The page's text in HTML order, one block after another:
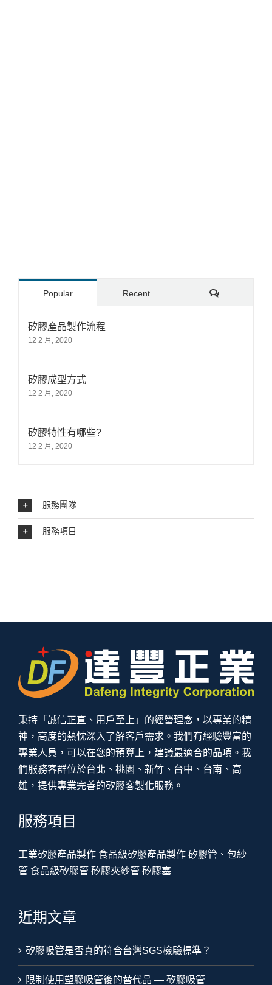
Popular Recent Comments
矽膠產品製作流程
12 2 月, 2020
矽膠成型方式
12 2 月, 2020
矽膠特性有哪些?
12 2 月, 2020
服務團隊
服務項目
秉持「誠信正直、用戶至上」的經營理念，以專業的精
神，高度的熱忱深入了解客戶需求。我們有經驗豐富的
專業人員，可以在您的預算上，建議最適合的品項。我
們服務客群位於台北、桃園、新竹、台中、台南、高
雄，提供專業完善的矽膠客製化服務。
服務項目
工業矽膠產品製作 食品級矽膠產品製作 矽膠管、包紗
管 食品級矽膠管 矽膠夾紗管 矽膠塞
近期文章
矽膠吸管是否真的符合台灣SGS檢驗標準？
限制使用塑膠吸管後的替代品 — 矽膠吸管